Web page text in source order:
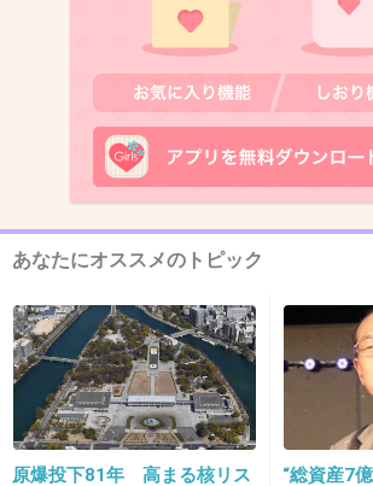
2015/07/15(水) 16:39:09
かなり割引きされるのがワンシ
買おうか迷う
13. 匿名2015/07/15(水) 16:40:18
人格が変わる
あなたにオススメのトピック
原爆投下81年 高まる核リス
“総資産7